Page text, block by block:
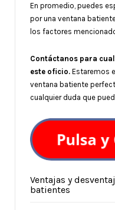
En promedio, puedes
por una ventana
los factores
Contáctanos para
este oficio. Estaremos
ventana batiente
cualquier duda que
Ventajas y
batientes